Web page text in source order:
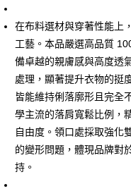
大哥付你分期
【大哥付你分期使用說明】
1.本服務由台灣大哥大提供，
2.付款方式選擇「大哥付你分期
完成交易。
3.實際核准額度、可分期數及
4.訂單成立30分鐘內，如未前
消。如遇「轉專審核」未通過
無法說明評估內容。
【繳款方式說明】
醒簡訊。
AFTEE先享後付
相關說明
【關於「AFTEE先享後付」】
AFTEE先享後付是「在收到商
便利好安心！
１．簡單：不需註冊會員、不需
３．安心：先確認商品／服務後
ATM付款
運送方式
全家取貨付款
在布料選材與穿著性能上
工藝。本品嚴選高品質
備卓越的親膚感與高度透
處理，顯著提升衣物的挺
皆能維持俐落廓形且完全
學主流的落肩寬鬆比例，
自由度。領口處採取強化
的變形問題，體現品牌對
持。